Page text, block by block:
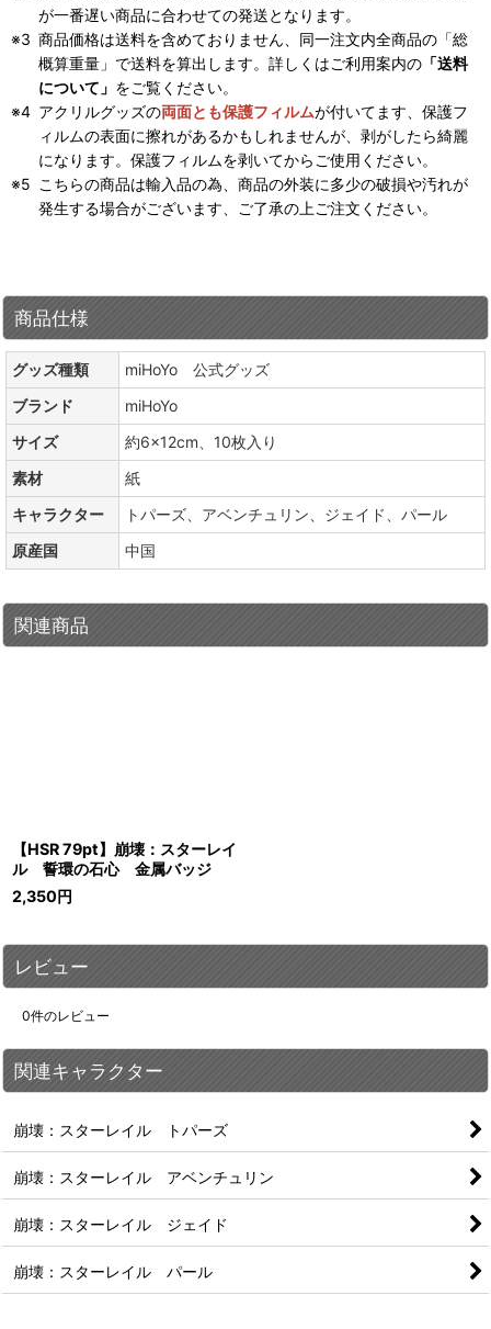
が一番遅い商品に合わせての発送となります。
商品価格は送料を含めておりません、同一注文内全商品の「総
概算重量」で送料を算出します。詳しくはご利用案内の 「送料
について」 をご覧ください。
アクリルグッズの両面とも保護フィルムが付いてます、保護フ
ィルムの表面に擦れがあるかもしれませんが、剥がしたら綺麗
になります。保護フィルムを剥いてからご使用ください。
こちらの商品は輸入品の為、商品の外装に多少の破損や汚れが
発生する場合がございます、ご了承の上ご注文ください。
商品仕様
グッズ種類
miHoYo 公式グッズ
ブランド
miHoYo
サイズ
約6×12cm、10枚入り
素材
紙
キャラクター
トパーズ、アベンチュリン、ジェイド、パール
原産国
中国
関連商品
【HSR 79pt】崩壊：スターレイ
ル 誓環の石心 金属バッジ
2,350円
レビュー
0件のレビュー
関連キャラクター
崩壊：スターレイル トパーズ
崩壊：スターレイル アベンチュリン
崩壊：スターレイル ジェイド
崩壊：スターレイル パール